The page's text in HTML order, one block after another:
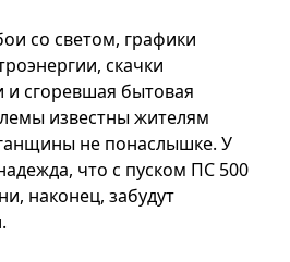
со светом, графики
скачки
и сгоревшая бытовая
известны жителям
не понаслышке. У
что с пуском ПС 500
наконец, забудут